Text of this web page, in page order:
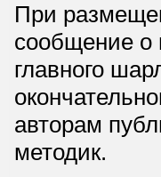
При
сообщение о
главного
авторам
методик.